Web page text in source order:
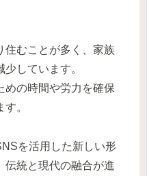
住むことが多く、家族
しています。
めの時間や労力を確保
。
を活用した新しい形
伝統と現代の融合が進